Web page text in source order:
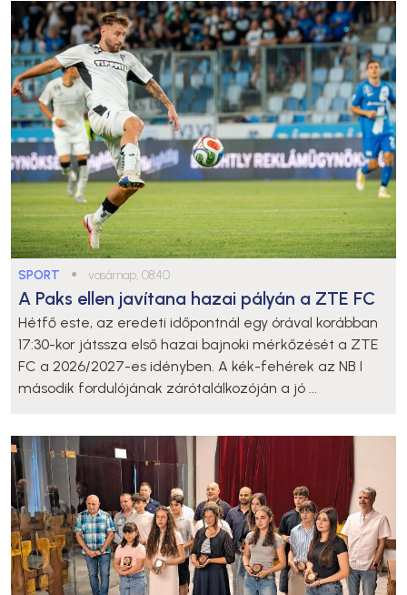
SPORT ● vasárnap, 08:40
A Paks ellen javítana hazai pályán a ZTE FC
Hétfő este, az eredeti időpontnál egy órával korábban
17:30-kor játssza első hazai bajnoki mérkőzését a ZTE
FC a 2026/2027-es idényben. A kék-fehérek az NB I
második fordulójának zárótalálkozóján a jó ...